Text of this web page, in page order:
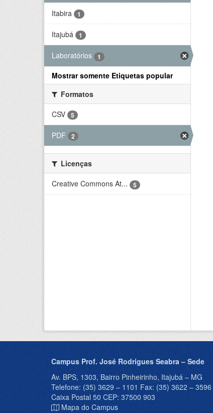
Itabira 1
Itajubá 1
Laboratórios 1
Mostrar somente Etiquetas popular
Formatos
CSV
5
PDF 2
Licenças
Creative Commons At...
5
Campus Prof. José Rodrigues Seabra – Sede
Av. BPS, 1303, Bairro Pinheirinho, Itajubá – MG
Telefone: (35) 3629 – 1101 Fax: (35) 3622 – 3596
Caixa Postal 50 CEP: 37500 903
Mapa do Campus